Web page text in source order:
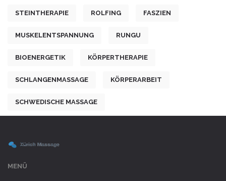
STEINTHERAPIE ROLFING FASZIEN
MUSKELENTSPANNUNG RUNGU
BIOENERGETIK KÖRPERTHERAPIE
SCHLANGENMASSAGE KÖRPERARBEIT
SCHWEDISCHE MASSAGE
MENÜ